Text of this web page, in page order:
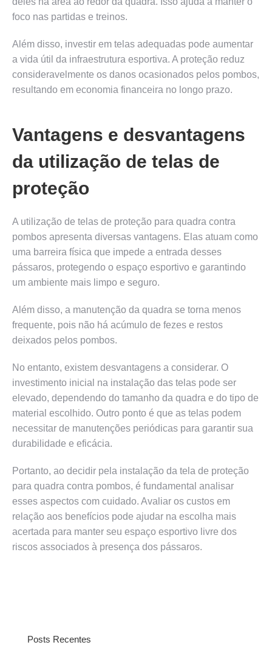
foco nas partidas e treinos.
Além disso, investir em telas adequadas pode aumentar
a vida útil da infraestrutura esportiva. A proteção reduz
consideravelmente os danos ocasionados pelos pombos,
resultando em economia financeira no longo prazo.
Vantagens e desvantagens
da utilização de telas de
proteção
A utilização de telas de proteção para quadra contra
pombos apresenta diversas vantagens. Elas atuam como
uma barreira física que impede a entrada desses
pássaros, protegendo o espaço esportivo e garantindo
um ambiente mais limpo e seguro.
Além disso, a manutenção da quadra se torna menos
frequente, pois não há acúmulo de fezes e restos
deixados pelos pombos.
No entanto, existem desvantagens a considerar. O
investimento inicial na instalação das telas pode ser
elevado, dependendo do tamanho da quadra e do tipo de
material escolhido. Outro ponto é que as telas podem
necessitar de manutenções periódicas para garantir sua
durabilidade e eficácia.
Portanto, ao decidir pela instalação da tela de proteção
para quadra contra pombos, é fundamental analisar
esses aspectos com cuidado. Avaliar os custos em
relação aos benefícios pode ajudar na escolha mais
acertada para manter seu espaço esportivo livre dos
riscos associados à presença dos pássaros.
Posts Recentes